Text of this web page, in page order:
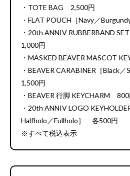
・TOTE BAG 2,500円
・FLAT POUCH［Navy／
・20th ANNIV RUBBERBAND
1,000円
・MASKED BEAVER MASCOT
・BEAVER CARABINER［Black
1,500円
・BEAVER 行脚 KEYCHARM
・20th ANNIV LOGO
Halfholo／Fullholo］ 各500円
※すべて税込表示